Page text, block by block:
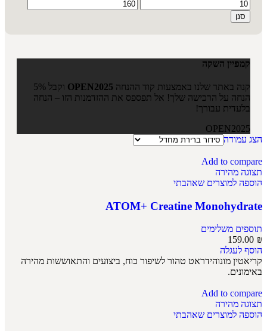
סנן
קמפיין השקה
קנה באתר שלנו באמצעות קוד ההנחה OPEN2025
וקבל 5%
הנחה על הרכישה שלך! אל תפספס את ההזדמנות הזו – הנחה
בלעדית עבורך!
OPEN2025
הצג עמודה
Add to compare
תצוגה מהירה
הוספה למוצרים שאהבתי
ATOM+ Creatine Monohydrate
תוספים משלימים
159.00 ₪
הוסף לעגלה
קריאטין מונוהידראט טהור לשיפור כוח, ביצועים והתאוששות מהירה
באימונים.
Add to compare
תצוגה מהירה
הוספה למוצרים שאהבתי